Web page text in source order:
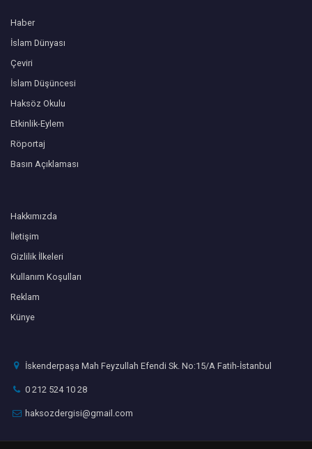
Haber
İslam Dünyası
Çeviri
İslam Düşüncesi
Haksöz Okulu
Etkinlik-Eylem
Röportaj
Basın Açıklaması
Hakkımızda
İletişim
Gizlilik İlkeleri
Kullanım Koşulları
Reklam
Künye
İskenderpaşa Mah Feyzullah Efendi Sk. No:15/A Fatih-İstanbul
0 212 524 10 28
haksozdergisi@gmail.com